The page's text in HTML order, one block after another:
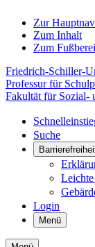
Zur
Zum Inhalt
Zum
Friedrich-Schiller-
Professur für
Fakultät für Sozial-
Suche
Login
Menü